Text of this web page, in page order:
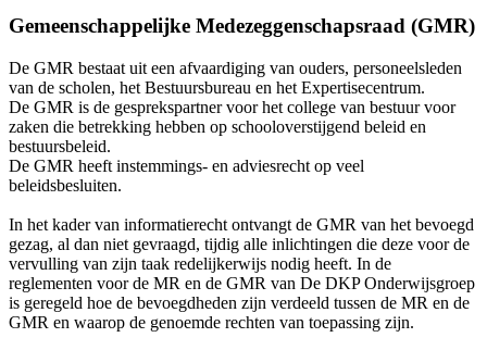
Gemeenschappelijke Medezeggenschapsraad (GMR)
De GMR bestaat uit een afvaardiging van ouders, personeelsleden
van de scholen, het Bestuursbureau en het Expertisecentrum.
De GMR is de gesprekspartner voor het college van bestuur voor
zaken die betrekking hebben op schooloverstijgend beleid en
bestuursbeleid.
De GMR heeft instemmings- en adviesrecht op veel
beleidsbesluiten.
In het kader van informatierecht ontvangt de GMR van het bevoegd
gezag, al dan niet gevraagd, tijdig alle inlichtingen die deze voor de
vervulling van zijn taak redelijkerwijs nodig heeft. In de
reglementen voor de MR en de GMR van De DKP Onderwijsgroep
is geregeld hoe de bevoegdheden zijn verdeeld tussen de MR en de
GMR en waarop de genoemde rechten van toepassing zijn.